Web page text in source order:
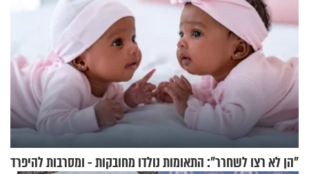
"הן לא רצו לשחרר": התאומות נולדו מחובקות - ומסרבות להיפרד